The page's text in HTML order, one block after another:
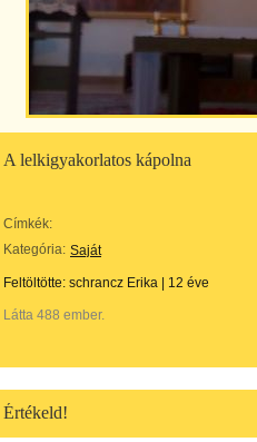
A lelkigyakorlatos kápolna
Címkék:
Kategória: Saját
Feltöltötte: schrancz Erika 12 éve
Látta 488 ember.
Értékeld!